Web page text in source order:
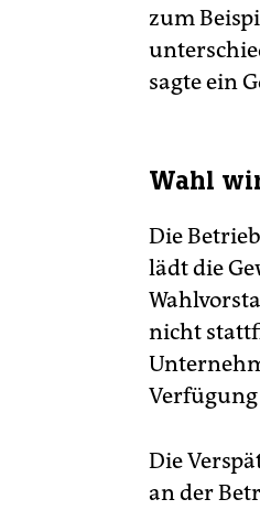
zum
sagte ein
Wahl
Die
lädt die
nicht
Die
an der